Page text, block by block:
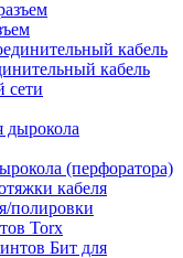
кабель
сети
(перфоратора)
кабеля
полировки
Torx
Бит для